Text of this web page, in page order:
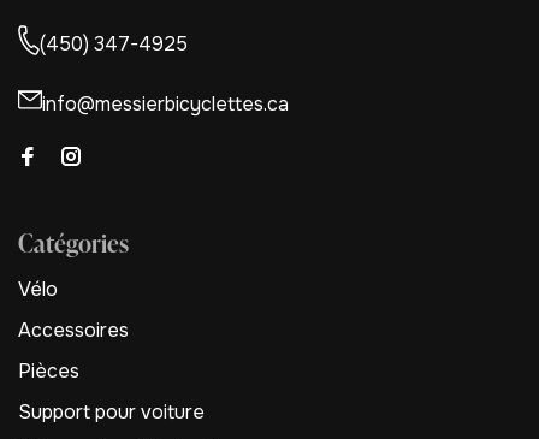
(450) 347-4925
info@messierbicyclettes.ca
Catégories
Vélo
Accessoires
Pièces
Support pour voiture